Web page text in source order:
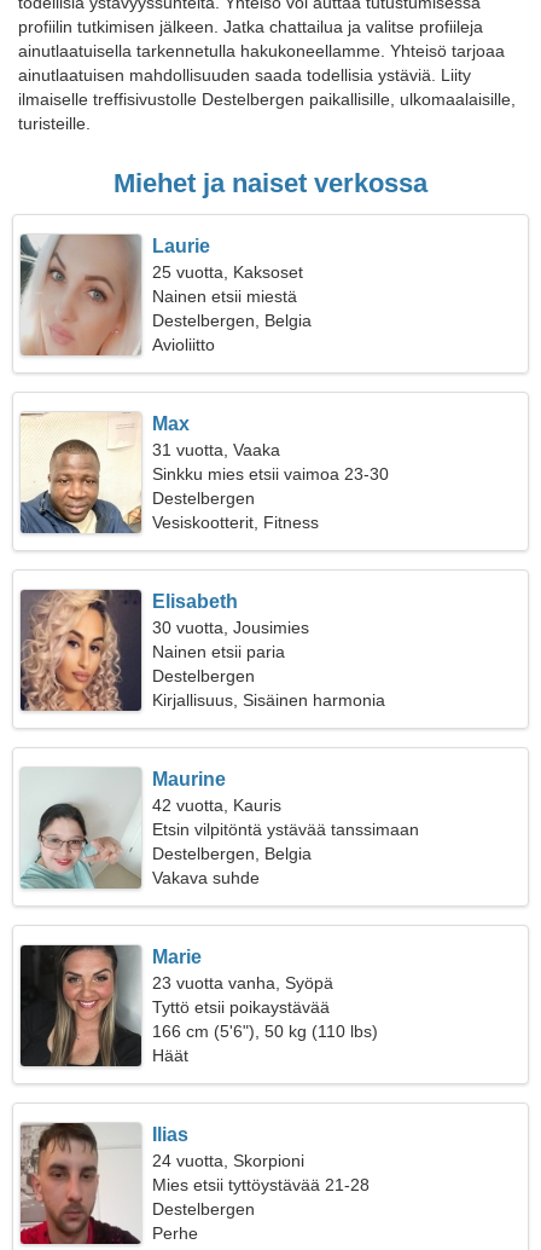
profiilin tutkimisen jälkeen. Jatka chattailua ja valitse profiileja
ainutlaatuisella tarkennetulla hakukoneellamme. Yhteisö tarjoaa
ainutlaatuisen mahdollisuuden saada todellisia ystäviä. Liity
ilmaiselle treffisivustolle Destelbergen paikallisille, ulkomaalaisille,
turisteille.
Miehet ja naiset verkossa
Laurie
25 vuotta, Kaksoset
Nainen etsii miestä
Destelbergen, Belgia
Avioliitto
Max
31 vuotta, Vaaka
Sinkku mies etsii vaimoa 23-30
Destelbergen
Vesiskootterit, Fitness
Elisabeth
30 vuotta, Jousimies
Nainen etsii paria
Destelbergen
Kirjallisuus, Sisäinen harmonia
Maurine
42 vuotta, Kauris
Etsin vilpitöntä ystävää tanssimaan
Destelbergen, Belgia
Vakava suhde
Marie
23 vuotta vanha, Syöpä
Tyttö etsii poikaystävää
166 cm (5'6"), 50 kg (110 lbs)
Häät
Ilias
24 vuotta, Skorpioni
Mies etsii tyttöystävää 21-28
Destelbergen
Perhe